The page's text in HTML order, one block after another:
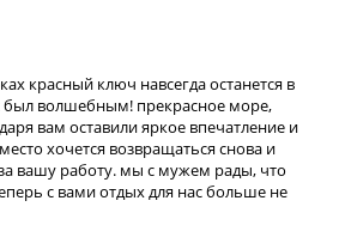
красный ключ навсегда останется в
был волшебным! прекрасное море,
вам оставили яркое впечатление и
хочется возвращаться снова и
вашу работу. мы с мужем рады, что
с вами отдых для нас больше не